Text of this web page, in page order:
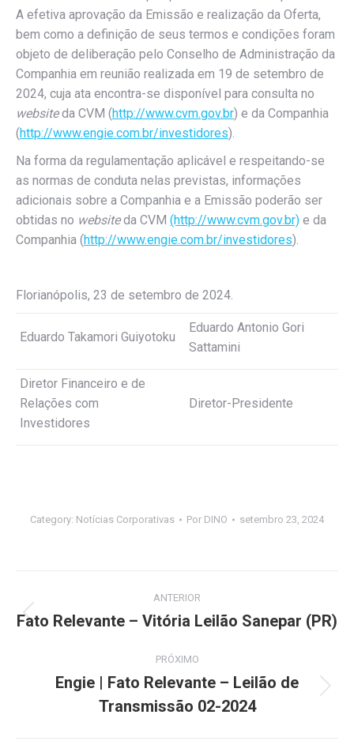
A efetiva aprovação da Emissão e realização da Oferta,
bem como a definição de seus termos e condições foram
objeto de deliberação pelo Conselho de Administração da
Companhia em reunião realizada em 19 de setembro de
2024, cuja ata encontra-se disponível para consulta no
websiteda CVM (http://www.cvm.gov.br) e da Companhia
(http://www.engie.com.br/investidores).
Na forma da regulamentação aplicável e respeitando-se
as normas de conduta nelas previstas, informações
adicionais sobre a Companhia e a Emissão poderão ser
obtidas no websiteda CVM (http://www.cvm.gov.br) e da
Companhia (http://www.engie.com.br/investidores).
Florianópolis, 23 de setembro de 2024.
Eduardo Takamori Guiyotoku
Eduardo Antonio Gori
Sattamini
Diretor Financeiro e de
Relações com
Investidores
Diretor-Presidente
Category: Notícias Corporativas Por DINO setembro 23, 2024
de
ANTERIOR
Post
Fato Relevante – Vitória Leilão Sanepar (PR)
PRÓXIMO
post:
Engie | Fato Relevante – Leilão de
Transmissão 02-2024